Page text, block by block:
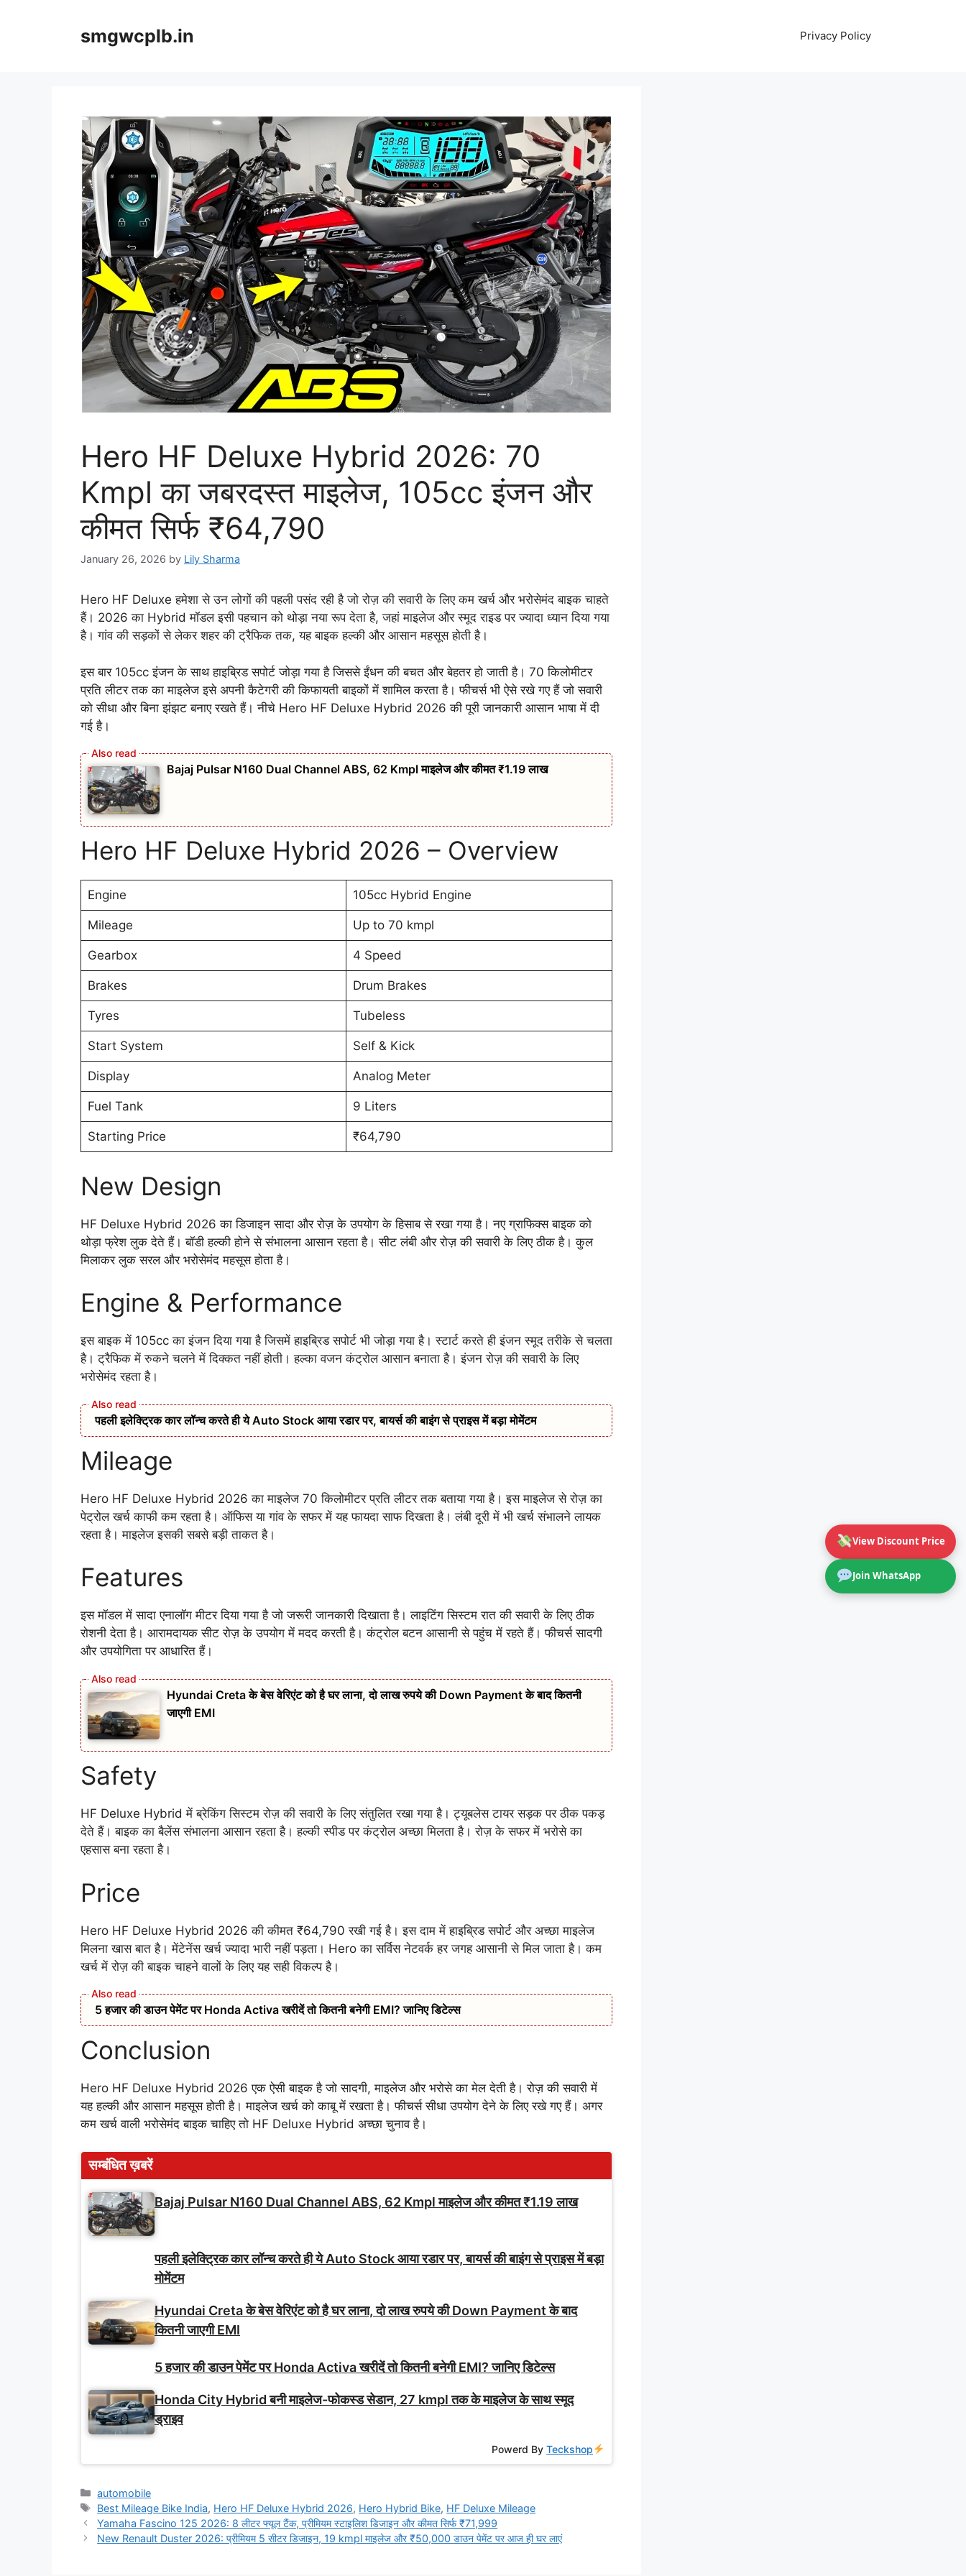
View Discount Price
Join WhatsApp
smgwcplb.in Privacy Policy
Hero HF Deluxe Hybrid 2026: 70
Kmpl का जबरदस्त माइलेज, 105cc इंजन और
कीमत सिर्फ ₹64,790
January 26, 2026 by Lily Sharma
Hero HF Deluxe हमेशा से उन लोगों की पहली पसंद रही है जो रोज़ की सवारी के लिए कम खर्च और भरोसेमंद बाइक चाहते
हैं। 2026 का Hybrid मॉडल इसी पहचान को थोड़ा नया रूप देता है, जहां माइलेज और स्मूद राइड पर ज्यादा ध्यान दिया गया
है। गांव की सड़कों से लेकर शहर की ट्रैफिक तक, यह बाइक हल्की और आसान महसूस होती है।
इस बार 105cc इंजन के साथ हाइब्रिड सपोर्ट जोड़ा गया है जिससे ईंधन की बचत और बेहतर हो जाती है। 70 किलोमीटर
प्रति लीटर तक का माइलेज इसे अपनी कैटेगरी की किफायती बाइकों में शामिल करता है। फीचर्स भी ऐसे रखे गए हैं जो सवारी
को सीधा और बिना झंझट बनाए रखते हैं। नीचे Hero HF Deluxe Hybrid 2026 की पूरी जानकारी आसान भाषा में दी
गई है।
Bajaj Pulsar N160 Dual Channel ABS, 62 Kmpl माइलेज और कीमत ₹1.19 लाख
Hero HF Deluxe Hybrid 2026 – Overview
Engine 105cc Hybrid Engine
Mileage Up to 70 kmpl
Gearbox 4 Speed
Brakes Drum Brakes
Tyres Tubeless
Start System Self & Kick
Display Analog Meter
Fuel Tank 9 Liters
Starting Price ₹64,790
New Design
HF Deluxe Hybrid 2026 का डिजाइन सादा और रोज़ के उपयोग के हिसाब से रखा गया है। नए ग्राफिक्स बाइक को
थोड़ा फ्रेश लुक देते हैं। बॉडी हल्की होने से संभालना आसान रहता है। सीट लंबी और रोज़ की सवारी के लिए ठीक है। कुल
मिलाकर लुक सरल और भरोसेमंद महसूस होता है।
Engine & Performance
इस बाइक में 105cc का इंजन दिया गया है जिसमें हाइब्रिड सपोर्ट भी जोड़ा गया है। स्टार्ट करते ही इंजन स्मूद तरीके से चलता
है। ट्रैफिक में रुकने चलने में दिक्कत नहीं होती। हल्का वजन कंट्रोल आसान बनाता है। इंजन रोज़ की सवारी के लिए
भरोसेमंद रहता है।
पहली इलेक्ट्रिक कार लॉन्च करते ही ये Auto Stock आया रडार पर, बायर्स की बाइंग से प्राइस में बड़ा मोमेंटम
Mileage
Hero HF Deluxe Hybrid 2026 का माइलेज 70 किलोमीटर प्रति लीटर तक बताया गया है। इस माइलेज से रोज़ का
पेट्रोल खर्च काफी कम रहता है। ऑफिस या गांव के सफर में यह फायदा साफ दिखता है। लंबी दूरी में भी खर्च संभालने लायक
रहता है। माइलेज इसकी सबसे बड़ी ताकत है।
Features
इस मॉडल में सादा एनालॉग मीटर दिया गया है जो जरूरी जानकारी दिखाता है। लाइटिंग सिस्टम रात की सवारी के लिए ठीक
रोशनी देता है। आरामदायक सीट रोज़ के उपयोग में मदद करती है। कंट्रोल बटन आसानी से पहुंच में रहते हैं। फीचर्स सादगी
और उपयोगिता पर आधारित हैं।
Hyundai Creta के बेस वेरिएंट को है घर लाना, दो लाख रुपये की Down Payment के बाद कितनी
जाएगी EMI
Safety
HF Deluxe Hybrid में ब्रेकिंग सिस्टम रोज़ की सवारी के लिए संतुलित रखा गया है। ट्यूबलेस टायर सड़क पर ठीक पकड़
देते हैं। बाइक का बैलेंस संभालना आसान रहता है। हल्की स्पीड पर कंट्रोल अच्छा मिलता है। रोज़ के सफर में भरोसे का
एहसास बना रहता है।
Price
Hero HF Deluxe Hybrid 2026 की कीमत ₹64,790 रखी गई है। इस दाम में हाइब्रिड सपोर्ट और अच्छा माइलेज
मिलना खास बात है। मेंटेनेंस खर्च ज्यादा भारी नहीं पड़ता। Hero का सर्विस नेटवर्क हर जगह आसानी से मिल जाता है। कम
खर्च में रोज़ की बाइक चाहने वालों के लिए यह सही विकल्प है।
5 हजार की डाउन पेमेंट पर Honda Activa खरीदें तो कितनी बनेगी EMI? जानिए डिटेल्स
Conclusion
Hero HF Deluxe Hybrid 2026 एक ऐसी बाइक है जो सादगी, माइलेज और भरोसे का मेल देती है। रोज़ की सवारी में
यह हल्की और आसान महसूस होती है। माइलेज खर्च को काबू में रखता है। फीचर्स सीधा उपयोग देने के लिए रखे गए हैं। अगर
कम खर्च वाली भरोसेमंद बाइक चाहिए तो HF Deluxe Hybrid अच्छा चुनाव है।
सम्बंधित ख़बरें
Bajaj Pulsar N160 Dual Channel ABS, 62 Kmpl माइलेज और कीमत ₹1.19 लाख
पहली इलेक्ट्रिक कार लॉन्च करते ही ये Auto Stock आया रडार पर, बायर्स की बाइंग से प्राइस में बड़ा
मोमेंटम
Hyundai Creta के बेस वेरिएंट को है घर लाना, दो लाख रुपये की Down Payment के बाद
कितनी जाएगी EMI
5 हजार की डाउन पेमेंट पर Honda Activa खरीदें तो कितनी बनेगी EMI? जानिए डिटेल्स
Honda City Hybrid बनी माइलेज-फोकस्ड सेडान, 27 kmpl तक के माइलेज के साथ स्मूद
ड्राइव
Powerd ByTeckshop
Categories
automobile
Tags
Best Mileage Bike India, Hero HF Deluxe Hybrid 2026, Hero Hybrid Bike, HF Deluxe Mileage
Yamaha Fascino 125 2026: 8 लीटर फ्यूल टैंक, प्रीमियम स्टाइलिश डिजाइन और कीमत सिर्फ ₹71,999
New Renault Duster 2026: प्रीमियम 5 सीटर डिजाइन, 19 kmpl माइलेज और ₹50,000 डाउन पेमेंट पर आज ही घर लाएं